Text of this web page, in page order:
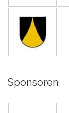
Sponsoren